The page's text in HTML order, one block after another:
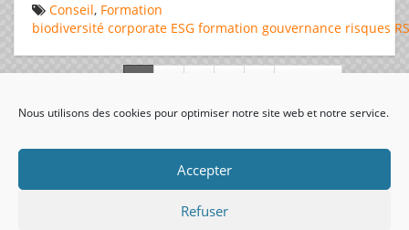
Nous utilisons des cookies pour optimiser notre site web et notre service.
Accepter
Refuser
Conseil, Formation
biodiversité corporate ESG formation gouvernance risques
visiteurs uniques: